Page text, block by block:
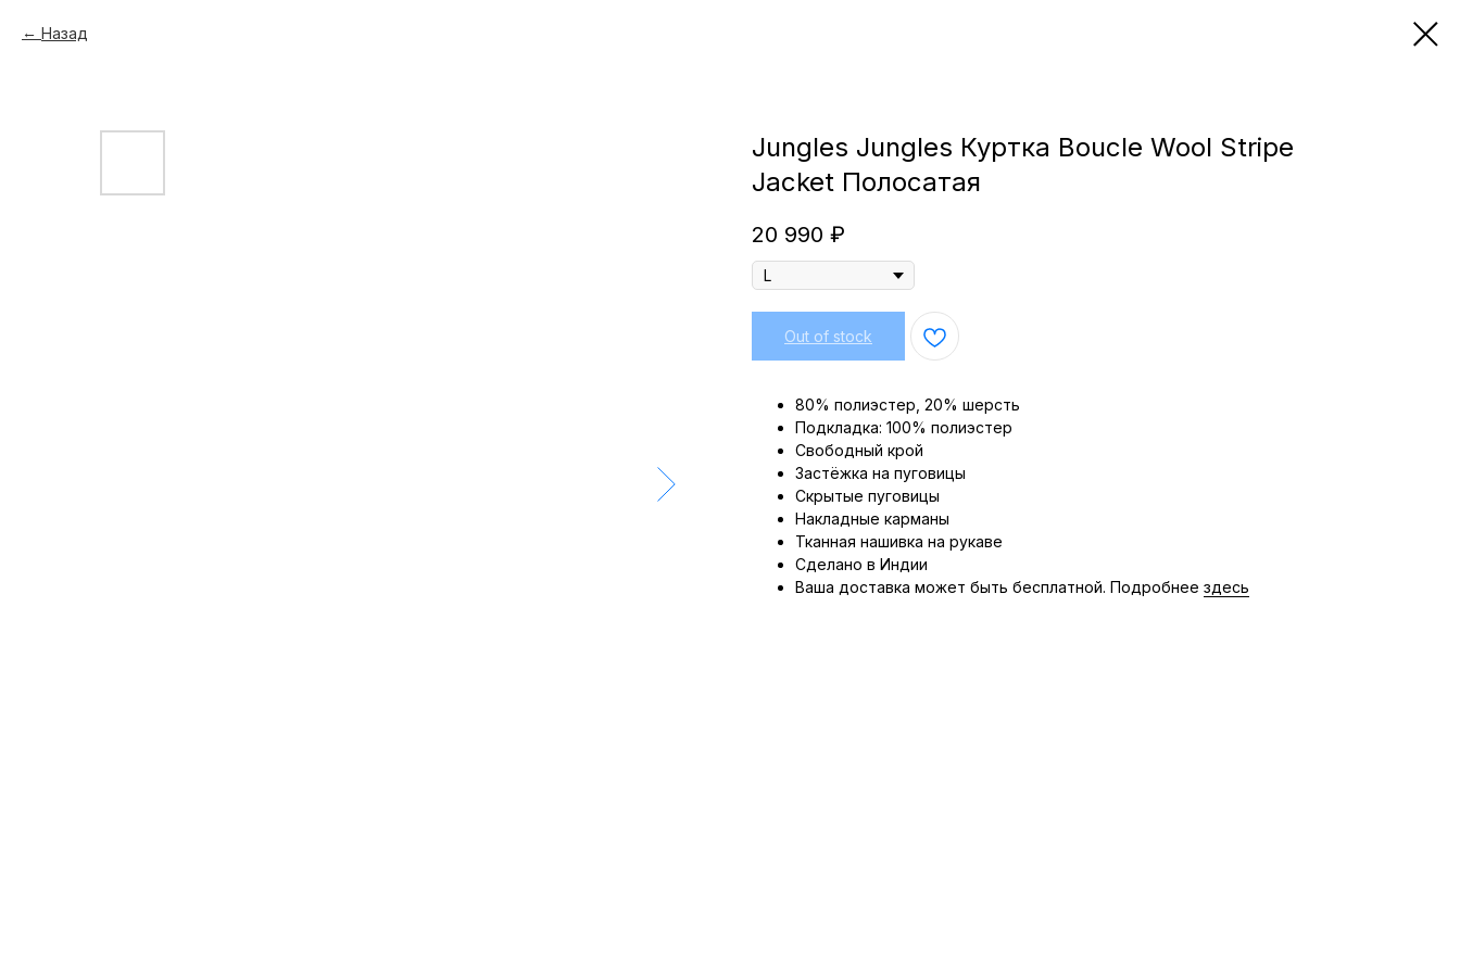
Назад
Jungles Jungles Куртка Boucle Wool Stripe
Jacket Полосатая
20 990 ₽
Out of stock
80% полиэстер, 20% шерсть
Подкладка: 100% полиэстер
Свободный крой
Застёжка на пуговицы
Скрытые пуговицы
Накладные карманы
Тканная нашивка на рукаве
Сделано в Индии
Ваша доставка может быть бесплатной. Подробнее здесь